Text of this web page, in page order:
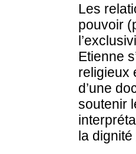
Les
pouvoir
Etienne
religieux
d’une
soutenir
la